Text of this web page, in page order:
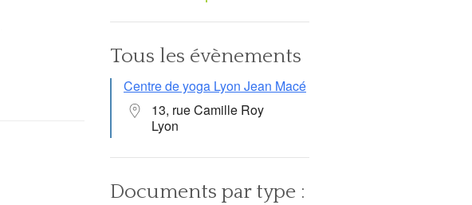
Tous les évènements
Centre de yoga Lyon Jean Macé
13, rue Camille Roy
Lyon
Documents par type :